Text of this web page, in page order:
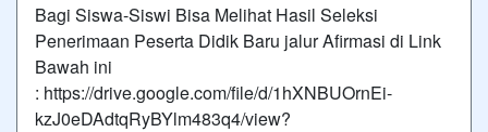
Bagi Siswa-Siswi Bisa Melihat Hasil Seleksi
Penerimaan Peserta Didik Baru jalur Afirmasi di Link
Bawah ini
: https://drive.google.com/file/d/1hXNBUOrnEi-
kzJ0eDAdtqRyBYlm483q4/view?